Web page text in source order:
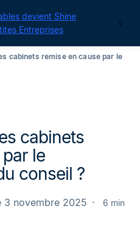
devient Shine
Entreprises
cabinets remise en cause par le
cabinets
le
conseil ?
3 novembre 2025 6 min